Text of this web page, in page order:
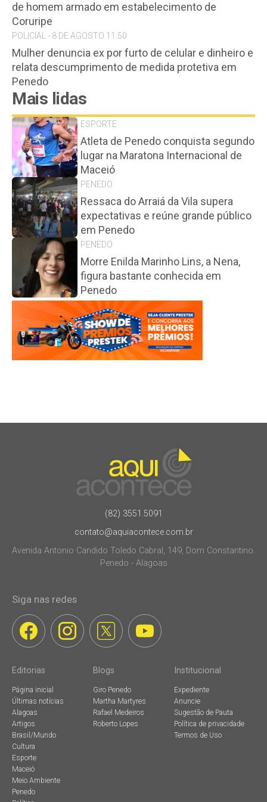
de homem armado em estabelecimento de
Coruripe
POLICIAL - 8 DE AGOSTO 11:50
Mulher denuncia ex por furto de celular e dinheiro e
relata descumprimento de medida protetiva em
Penedo
Mais lidas
ESPORTE
Atleta de Penedo conquista segundo
lugar na Maratona Internacional de
Maceió
PENEDO
Ressaca do Arraiá da Vila supera
expectativas e reúne grande público
em Penedo
PENEDO
Morre Enilda Marinho Lins, a Nena,
figura bastante conhecida em
Penedo
(82) 3551.5091
contato@aquiacontece.com.br
Avenida Antonio Candido Toledo Cabral, 149, Dom Constantino.
Penedo - Alagoas
Siga nas redes
Editorias
Página inicial
Últimas notícias
Alagoas
Artigos
Brasil/Mundo
Cultura
Esporte
Maceió
Meio Ambiente
Penedo
Blogs
Giro Penedo
Martha Martyres
Rafael Medeiros
Roberto Lopes
Institucional
Expediente
Anuncie
Sugestão de Pauta
Política de privacidade
Termos de Uso